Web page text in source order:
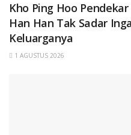
Kho Ping Hoo
Han Han Tak Sadar
Keluarganya
1 AGUSTUS 2026